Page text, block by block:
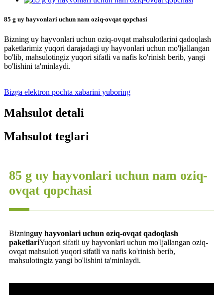
85 g uy hayvonlari uchun nam oziq-ovqat qopchasi
Bizning uy hayvonlari uchun oziq-ovqat mahsulotlarini qadoqlash
paketlarimiz yuqori darajadagi uy hayvonlari uchun mo'ljallangan
bo'lib, mahsulotingiz yuqori sifatli va nafis ko'rinish berib, yangi
bo'lishini ta'minlaydi.
Bizga elektron pochta xabarini yuboring
Mahsulot detali
Mahsulot teglari
85 g uy hayvonlari uchun nam oziq-
ovqat qopchasi
Bizninguy hayvonlari uchun oziq-ovqat qadoqlash
paketlariYuqori sifatli uy hayvonlari uchun mo'ljallangan oziq-
ovqat mahsuloti yuqori sifatli va nafis ko'rinish berib,
mahsulotingiz yangi bo'lishini ta'minlaydi.